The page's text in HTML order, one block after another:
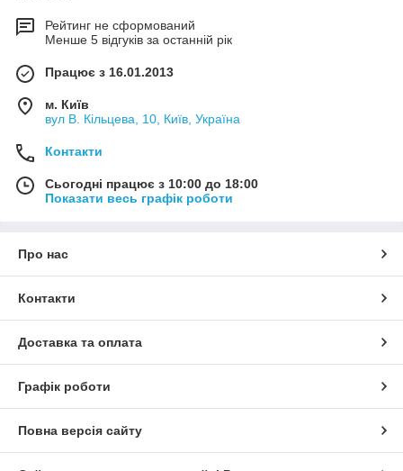
Рейтинг не сформований
Менше 5 відгуків за останній рік
Працює з 16.01.2013
м. Київ
вул В. Кільцева, 10, Київ, Україна
Контакти
Сьогодні працює з 10:00 до 18:00
Показати весь графік роботи
Про нас
Контакти
Доставка та оплата
Графік роботи
Повна версія сайту